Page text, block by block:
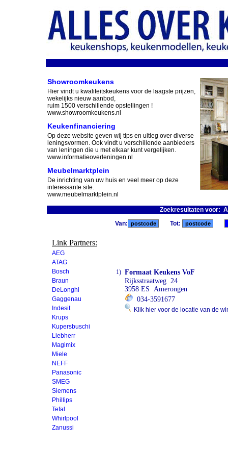
Showroomkeukens
Hier vindt u kwaliteitskeukens voor de laagste prijzen,
wekelijks nieuw aanbod,
ruim 1500 verschillende opstellingen !
www.showroomkeukens.nl
Keukenfinanciering
Op deze website geven wij tips en uitleg over diverse
leningsvormen. Ook vindt u verschillende aanbieders
van leningen die u met elkaar kunt vergelijken.
www.informatieoverleningen.nl
Meubelmarktplein
De inrichting van uw huis en veel meer op deze
interessante site.
www.meubelmarktplein.nl
Zoekresultaten voor:
Link Partners:
AEG
ATAG
Bosch
Braun
DeLonghi
Gaggenau
Indesit
Krups
Kupersbuschi
Liebherr
Magimix
Miele
NEFF
Panasonic
SMEG
Siemens
Phillips
Tefal
Whirlpool
Zanussi
Van: Tot:
1) Formaat Keukens VoF
Rijksstraatweg 24
3958 ES Amerongen
034-3591677
Klik hier voor de locatie van de